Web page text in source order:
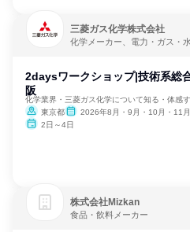
三菱ガス化学株式会社
化学メーカー、電力・ガス・
2daysワークショップ|技術系総
阪
化学業界・三菱ガス化学について知る・体感
東京都
2026年8月・9月・10月・11
2日～4日
株式会社Mizkan
食品・飲料メーカー